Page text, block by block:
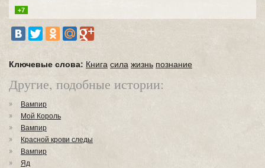
+7
Ключевые слова: Книга сила жизнь познание
Другие, подобные истории:
Вампир
Мой Король
Вампир
Красной крови следы
Вампир
Яд